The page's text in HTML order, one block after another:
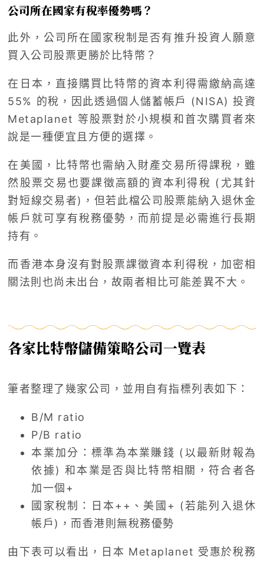
公司所在國家有稅率優勢嗎？
此外，公司所在國家稅制是否有推升投資人願意
買入公司股票更勝於比特幣？
在日本，直接購買比特幣的資本利得需繳納高達
55% 的稅，因此透過個人儲蓄帳戶 (NISA) 投資
Metaplanet 等股票對於小規模和首次購買者來
說是一種便宜且方便的選擇。
在美國，比特幣也需納入財產交易所得課稅，雖
然股票交易也要課徵高額的資本利得稅 (尤其針
對短線交易者)，但若此檔公司股票能納入退休金
帳戶就可享有稅務優勢，而前提是必需進行長期
持有。
而香港本身沒有對股票課徵資本利得稅，加密相
關法則也尚未出台，故兩者相比可能差異不大。
各家比特幣儲備策略公司一覽表
筆者整理了幾家公司，並用自有指標列表如下：
B/M ratio
P/B ratio
本業加分：標準為本業賺錢 (以最新財報為
依據) 和本業是否與比特幣相關，符合者各
加一個+
國家稅制：日本++、美國+ (若能列入退休
帳戶)，而香港則無稅務優勢
由下表可以看出，日本 Metaplanet 受惠於稅務